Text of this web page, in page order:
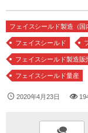
フェイスシールド製造（国
フェイスシールド
フェイスシールド製造販
フェイスシールド量産
2020年4月23日